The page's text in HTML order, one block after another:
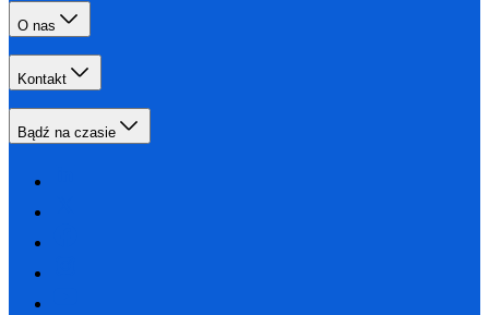
O nas
Kontakt
Bądź na czasie